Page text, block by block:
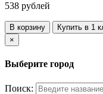
538 рублей
В корзину
Купить в 1
×
Выберите город
Поиск: